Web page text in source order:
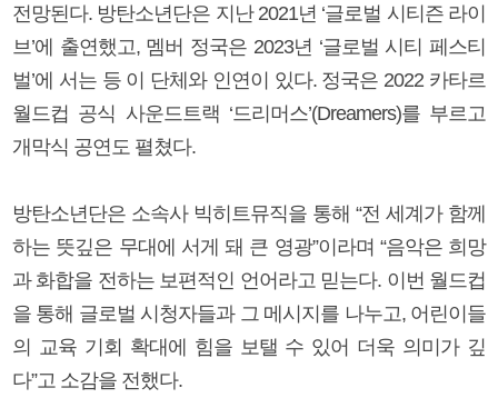
전망된다. 방탄소년단은 지난 2021년 ‘글로벌 시티즌 라이
브’에 출연했고, 멤버 정국은 2023년 ‘글로벌 시티 페스티
벌’에 서는 등 이 단체와 인연이 있다. 정국은 2022 카타르
월드컵 공식 사운드트랙 ‘드리머스’(Dreamers)를 부르고
개막식 공연도 펼쳤다.
방탄소년단은 소속사 빅히트뮤직을 통해 “전 세계가 함께
하는 뜻깊은 무대에 서게 돼 큰 영광”이라며 “음악은 희망
과 화합을 전하는 보편적인 언어라고 믿는다. 이번 월드컵
을 통해 글로벌 시청자들과 그 메시지를 나누고, 어린이들
의 교육 기회 확대에 힘을 보탤 수 있어 더욱 의미가 깊
다”고 소감을 전했다.